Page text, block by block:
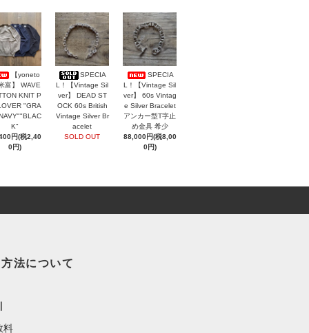
【yoneto
富】 WAVE
KNIT P
"GRA
K"
円(税2,40
0円)
SPECIA
L！【Vintage Sil
ver】 DEAD ST
OCK 60s British
Vintage Silver Br
acelet
SOLD OUT
SPECIA
L！【Vintage Sil
ver】 60s Vintag
e Silver Bracelet
アンカー型T字止
め金具 希少
88,000円(税8,00
0円)
法について
料